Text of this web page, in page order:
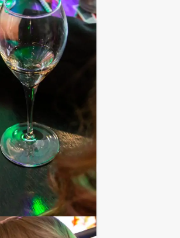
p.p. excl. BTW
eersteklas diner
Favoriet
p.p. excl. BTW